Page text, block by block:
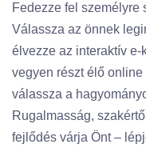
Fedezze fel személyre
Válassza az önnek
élvezze az interaktív
vegyen részt élő
válassza a
Rugalmasság,
fejlődés várja Önt –